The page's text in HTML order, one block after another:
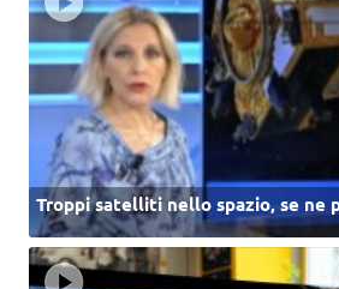
Troppi satelliti nello spazio, se ne